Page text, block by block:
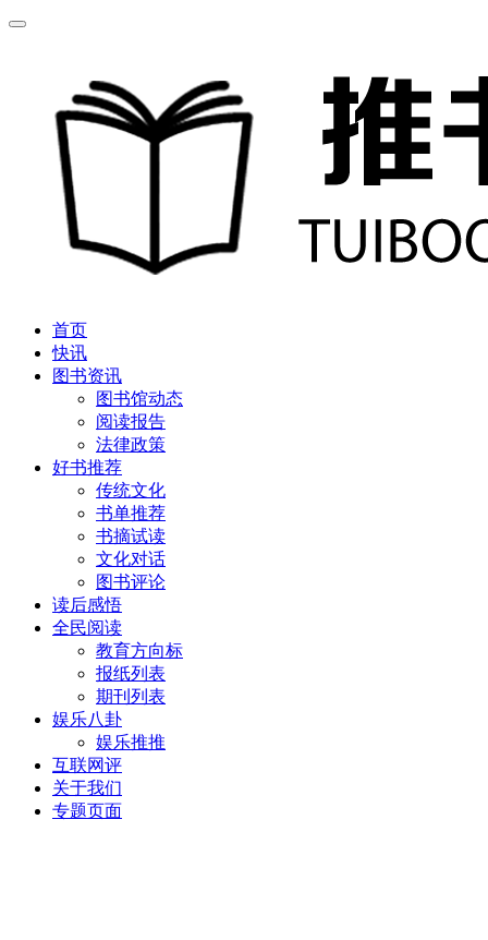
首页
快讯
图书资讯
图书馆动态
阅读报告
法律政策
好书推荐
传统文化
书单推荐
书摘试读
文化对话
图书评论
读后感悟
全民阅读
教育方向标
报纸列表
期刊列表
娱乐八卦
娱乐推推
互联网评
关于我们
专题页面